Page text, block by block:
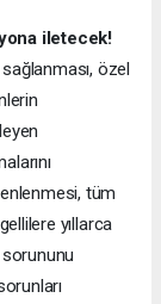
iletecek!
özel
tüm
yıllarca
sorununu